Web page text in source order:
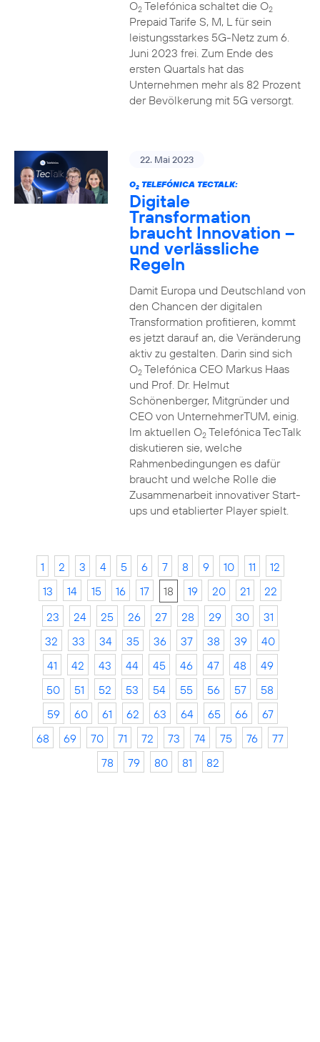
O2Telefónica schaltet die O2
Prepaid Tarife S, M, L für sein
leistungsstarkes 5G-Netz zum 6.
Juni 2023 frei. Zum Ende des
ersten Quartals hat das
Unternehmen mehr als 82 Prozent
der Bevölkerung mit 5G versorgt.
22. Mai 2023
O2TELEFÓNICA TECTALK:
Digitale
Transformation
braucht Innovation –
und verlässliche
Regeln
Damit Europa und Deutschland von
den Chancen der digitalen
Transformation profitieren, kommt
es jetzt darauf an, die Veränderung
aktiv zu gestalten. Darin sind sich
O2Telefónica CEO Markus Haas
und Prof. Dr. Helmut
Schönenberger, Mitgründer und
CEO von UnternehmerTUM, einig.
Im aktuellen O2Telefónica TecTalk
diskutieren sie, welche
Rahmenbedingungen es dafür
braucht und welche Rolle die
Zusammenarbeit innovativer Start-
ups und etablierter Player spielt.
1 2 3 4 5 6 7 8 9 10 11
12
13
14 15 16 17 18 19 20 21
22
23
24 25 26 27 28 29 30
31
32
33 34 35 36 37 38 39
40
41
42 43 44 45 46 47 48
49
50
51 52 53 54 55 56 57
58
59
60 61 62 63 64 65 66
67
68
69 70 71 72 73 74 75 76
77
78
79 80 81 82